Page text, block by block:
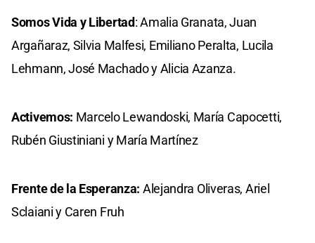
Somos Vida y Libertad: Amalia Granata, Juan
Argañaraz, Silvia Malfesi, Emiliano Peralta, Lucila
Lehmann, José Machado y Alicia Azanza.
Activemos: Marcelo Lewandoski, María Capocetti,
Rubén Giustiniani y María Martínez
Frente de la Esperanza: Alejandra Oliveras, Ariel
Sclaiani y Caren Fruh